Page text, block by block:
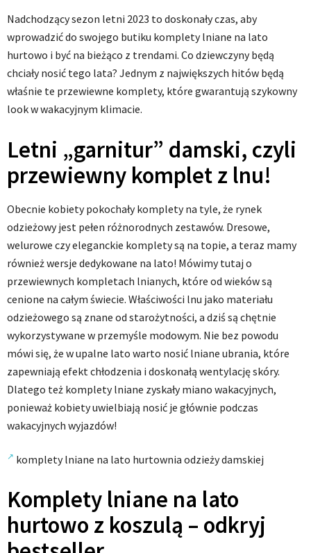
Nadchodzący sezon letni 2023 to doskonały czas, aby
wprowadzić do swojego butiku komplety lniane na lato
hurtowo i być na bieżąco z trendami. Co dziewczyny będą
chciały nosić tego lata? Jednym z największych hitów będą
właśnie te przewiewne komplety, które gwarantują szykowny
look w wakacyjnym klimacie.
Letni „garnitur” damski, czyli
przewiewny komplet z lnu!
Obecnie kobiety pokochały komplety na tyle, że rynek
odzieżowy jest pełen różnorodnych zestawów. Dresowe,
welurowe czy eleganckie komplety są na topie, a teraz mamy
również wersje dedykowane na lato! Mówimy tutaj o
przewiewnych kompletach lnianych, które od wieków są
cenione na całym świecie. Właściwości lnu jako materiału
odzieżowego są znane od starożytności, a dziś są chętnie
wykorzystywane w przemyśle modowym. Nie bez powodu
mówi się, że w upalne lato warto nosić lniane ubrania, które
zapewniają efekt chłodzenia i doskonałą wentylację skóry.
Dlatego też komplety lniane zyskały miano wakacyjnych,
ponieważ kobiety uwielbiają nosić je głównie podczas
wakacyjnych wyjazdów!
komplety lniane na lato hurtownia odzieży damskiej
Komplety lniane na lato
hurtowo z koszulą – odkryj